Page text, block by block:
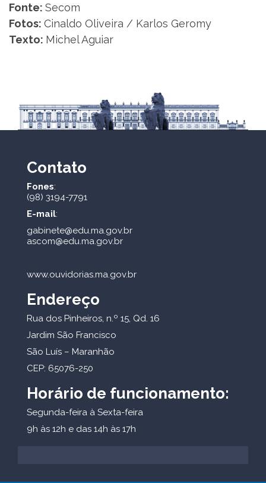
Fonte: Secom
Fotos: Cinaldo Oliveira / Karlos Geromy
Texto: Michel Aguiar
Contato
Fones:
(98) 3194-7791
E-mail:
gabinete@edu.ma.gov.br
ascom@edu.ma.gov.br
www.ouvidorias.ma.gov.br
Endereço
Rua dos Pinheiros, n.º 15, Qd. 16
Jardim São Francisco
São Luís – Maranhão
CEP: 65076-250
Horário de funcionamento:
Segunda-feira à Sexta-feira
9h às 12h e das 14h às 17h